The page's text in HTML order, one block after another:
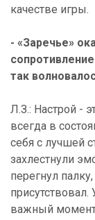
качестве игры.
- «Заречье»
так
Л.З.: Настрой -
всегда в
себя с лучшей
захлестнули
перегнул
важный